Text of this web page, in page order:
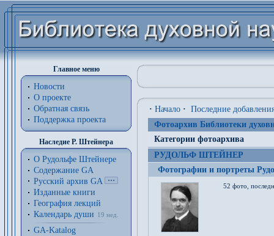
Главное меню
Новости
О проекте
Обратная связь
Поддержка проекта
Наследие Р. Штейнера
О Рудольфе Штейнере
Содержание GA
Русский архив GA
Изданные книги
География лекций
Календарь души
19 нед.
GA-Katalog
· Начало · Последние
Фотоархив Библиотеки
Категории фотоархива
РУДОЛЬФ ШТЕЙНЕР
Фотографии и портреты
52 фото,